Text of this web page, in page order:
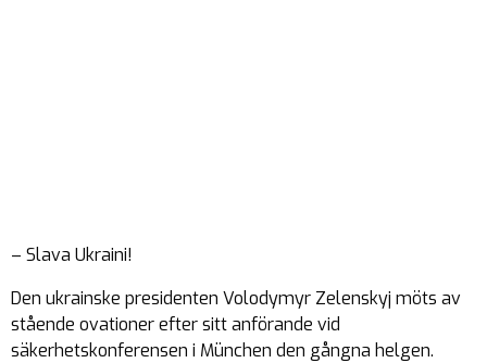
– Slava Ukraini!
Den ukrainske presidenten Volodymyr Zelenskyj möts av
stående ovationer efter sitt anförande vid
säkerhetskonferensen i München den gångna helgen.